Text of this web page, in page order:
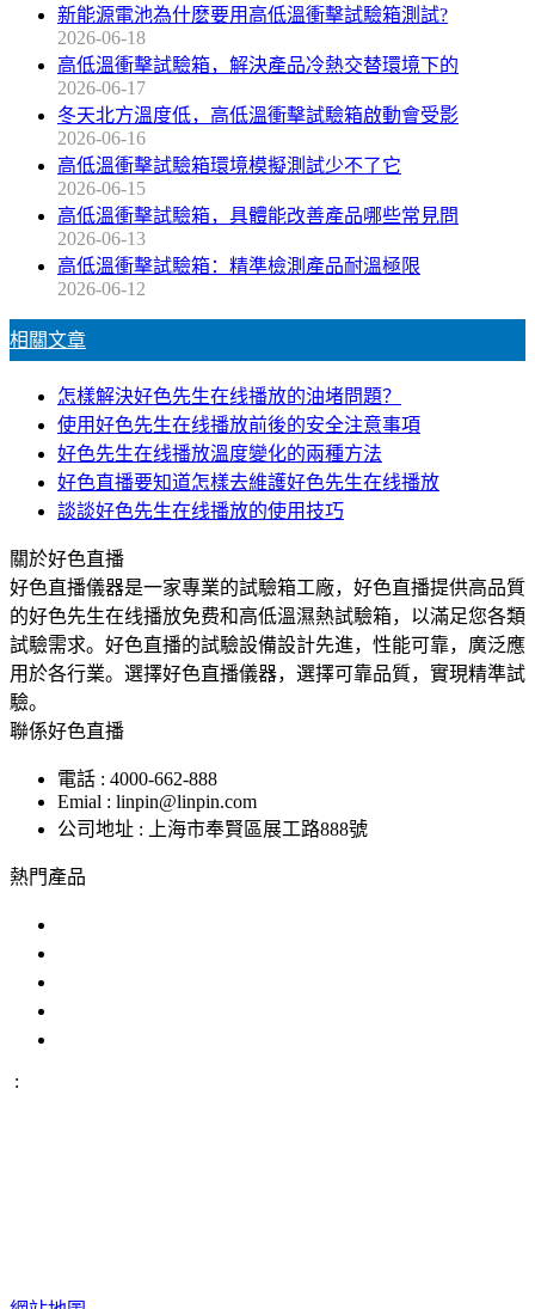
新能源電池為什麽要用高低溫衝擊試驗箱測試?
2026-06-18
高低溫衝擊試驗箱，解決產品冷熱交替環境下的
2026-06-17
冬天北方溫度低，高低溫衝擊試驗箱啟動會受影
2026-06-16
高低溫衝擊試驗箱環境模擬測試少不了它
2026-06-15
高低溫衝擊試驗箱，具體能改善產品哪些常見問
2026-06-13
高低溫衝擊試驗箱：精準檢測產品耐溫極限
2026-06-12
相關文章
怎樣解決好色先生在线播放的油堵問題？
使用好色先生在线播放前後的安全注意事項
好色先生在线播放溫度變化的兩種方法
好色直播要知道怎樣去維護好色先生在线播放
談談好色先生在线播放的使用技巧
關於好色直播
好色直播儀器是一家專業的試驗箱工廠，好色直播提供高品質
的好色先生在线播放免费和高低溫濕熱試驗箱，以滿足您各類
試驗需求。好色直播的試驗設備設計先進，性能可靠，廣泛應
用於各行業。選擇好色直播儀器，選擇可靠品質，實現精準試
驗。
聯係好色直播
電話 : 4000-662-888
Emial : linpin@linpin.com
公司地址 : 上海市奉賢區展工路888號
熱門產品
: